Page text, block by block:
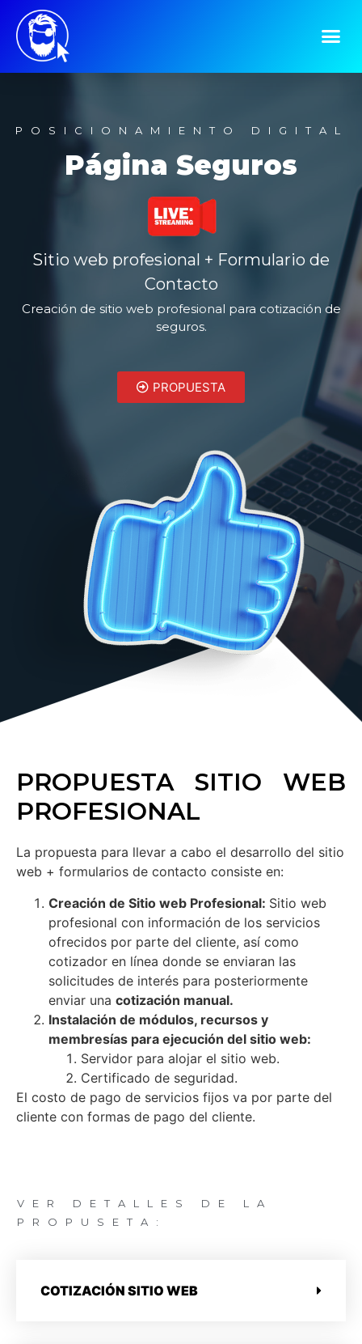
POSICIONAMIENTO DIGITAL
Página Seguros
Sitio web profesional + Formulario de
Contacto
Creación de sitio web profesional para cotización de
seguros.
PROPUESTA
PROPUESTA SITIO WEB
PROFESIONAL
La propuesta para llevar a cabo el desarrollo del sitio
web + formularios de contacto consiste en:
Creación de Sitio web Profesional: Sitio web
profesional con información de los servicios
ofrecidos por parte del cliente, así como
cotizador en línea donde se enviaran las
solicitudes de interés para posteriormente
enviar una cotización manual.
Instalación de módulos, recursos y
membresías para ejecución del sitio web:
Servidor para alojar el sitio web.
Certificado de seguridad.
El costo de pago de servicios fijos va por parte del
cliente con formas de pago del cliente.
VER DETALLES DE LA
PROPUSETA:
COTIZACIÓN SITIO WEB